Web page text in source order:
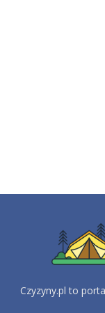
Czyzyny.pl to